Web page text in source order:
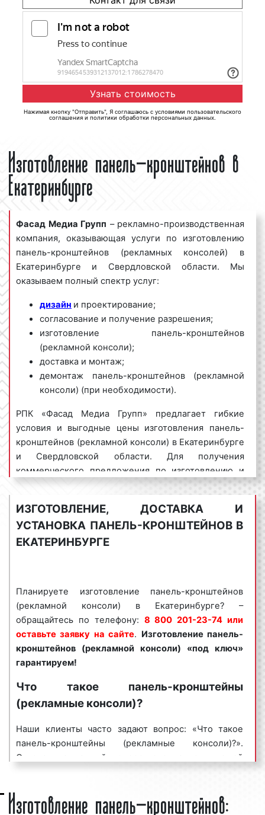
Нажимая кнопку "Отправить", Я соглашаюсь с условиями пользовательского
соглашения и политики обработки персональных данных
Изготовление панель-кронштейнов в
Екатеринбурге
Фасад Медиа Групп – рекламно-производственная
компания, оказывающая услуги по изготовлению
панель-кронштейнов (рекламных консолей) в
Екатеринбурге и Свердловской области. Мы
оказываем полный спектр услуг:
дизайн и проектирование;
согласование и получение разрешения;
изготовление панель-кронштейнов
(рекламной консоли);
доставка и монтаж;
демонтаж панель-кронштейнов (рекламной
консоли) (при необходимости).
РПК «Фасад Медиа Групп» предлагает гибкие
условия и выгодные цены изготовления панель-
кронштейнов (рекламной консоли) в Екатеринбурге
и Свердловской области. Для получения
коммерческого предложения по изготовлению и
установке панель-кронштейнов (рекламной
телефону:8 800 201-23-74 или оставьте заявку на
сайте.Изготовление панель-кронштейнов
(рекламной консоли) «под ключ» гарантируем!
представителей бизнеса. Востребованность
данного вида рекламной конструкции объясняется
целым рядом факторов:
хорошая заметность;
массовый охват аудитории;
непрерывное воздействие на целевую
аудиторию;
Панель-кронштейны (рекламные консоли)
являются эффективным средством для
рекламирования магазинов, офисов, торговых
инфраструктурных объектов с целью увеличения
потока клиентов и повышения процента продаж.
ИЗГОТОВЛЕНИЕ, ДОСТАВКА И
УСТАНОВКА ПАНЕЛЬ-КРОНШТЕЙНОВ В
ЕКАТЕРИНБУРГЕ
Планируете изготовление панель-кронштейнов
(рекламной консоли) в Екатеринбурге? –
обращайтесь по телефону: 8 800 201-23-74 или
оставьте заявку на сайте. Изготовление панель-
кронштейнов (рекламной консоли) «под ключ»
гарантируем!
Что такое панель-кронштейны
(рекламные консоли)?
Наши клиенты часто задают вопрос: «Что такое
панель-кронштейны (рекламные консоли)?».
Отвечая на данный вопрос, специалисты нашей
понимать одностороннюю или двустороннюю
Изготовление панель-кронштейнов: